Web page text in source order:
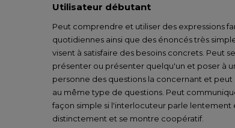
Utilisateur débutant
Peut comprendre et utiliser des expressions
quotidiennes ainsi que des énoncés très
visent à satisfaire des besoins concrets. Peut se
présenter ou présenter quelqu'un et poser à
personne des questions la concernant et
au même type de questions. Peut
façon simple si l'interlocuteur parle lentement
distinctement et se montre coopératif.